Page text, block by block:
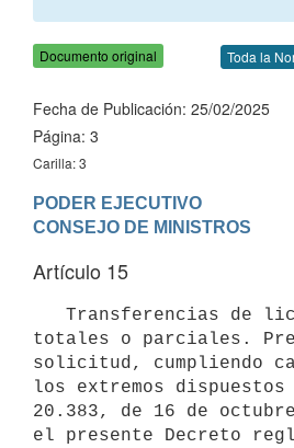
Documento original Toda la
Fecha de Publicación: 25/02/2025
Página: 3
Carilla: 3
PODER EJECUTIVO
Artículo 15
totales o parciales.
solicitud, cumpliendo
los extremos
20.383, de 16 de
el presente Decreto